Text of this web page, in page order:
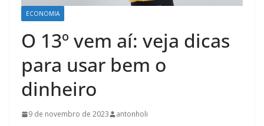
ECONOMIA
O 13º vem aí: veja dicas
para usar bem o
dinheiro
9 de novembro de 2023 antonholi